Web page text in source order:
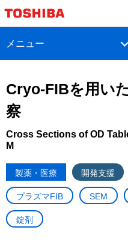
Cryo-FIBを用い
察
Cross Sections of OD
M
製薬・医療 開発支援
プラズマFIB SEM
錠剤
メニュー